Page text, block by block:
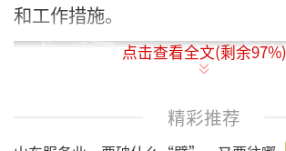
和工作措施。
点击查看全文(剩余97%)
精彩推荐